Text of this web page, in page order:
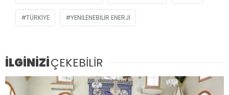
TÜRKIYE YENILENEBILIR ENERJI
İLGİNİZİÇEKEBİLİR